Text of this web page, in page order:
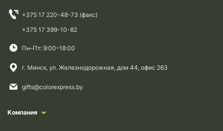
+375 17 220-48-73 (факс)
+375 17 399-10-82
Пн–Пт: 9:00–18:00
г. Минск, ул. Железнодорожная, дом 44, офис 263
gifts@colorexpress.by
Компания